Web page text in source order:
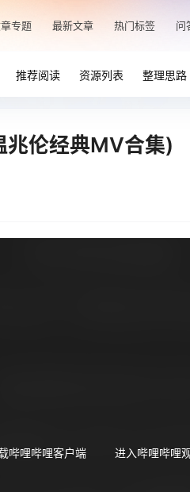
专题 最新文章 热门标签 问
推荐阅读 资源列表 整理思路
兆伦经典MV合集)